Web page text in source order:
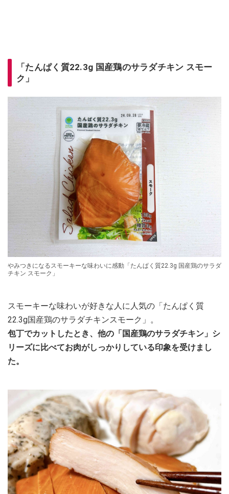
「たんぱく質22.3g 国産鶏のサラダチキン スモー
ク」
やみつきになるスモーキーな味わいに感動「たんぱく質22.3g 国産鶏のサラダ
チキン スモーク」
スモーキーな味わいが好きな人に人気の「たんぱく質
22.3g国産鶏のサラダチキンスモーク」。
包丁でカットしたとき、他の「国産鶏のサラダチキン」シ
リーズに比べてお肉がしっかりしている印象を受けまし
た。